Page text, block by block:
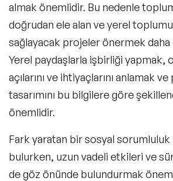
almak önemlidir. Bu nedenle
doğrudan ele alan ve yerel toplumun
sağlayacak projeler önermek
Yerel paydaşlarla işbirliği yapmak,
açılarını ve ihtiyaçlarını anlamak
tasarımını bu bilgilere göre
önemlidir.
Fark yaratan bir sosyal
bulurken, uzun vadeli etkileri ve
de göz önünde bulundurmak